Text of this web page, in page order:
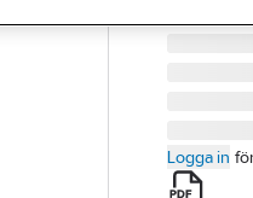
Logga in